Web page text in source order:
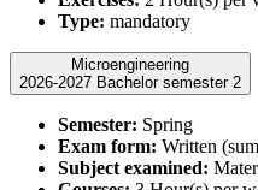
Type: mandatory
Microengineering
2026-2027 Bachelor semester 2
Semester: Spring
Exam form: Written
Subject examined: